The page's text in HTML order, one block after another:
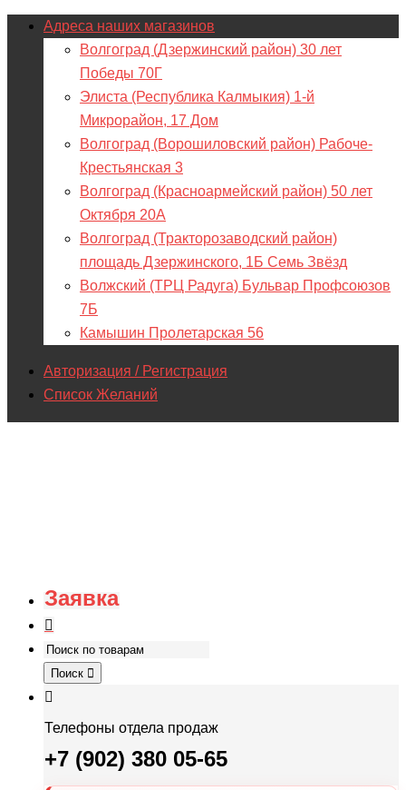
Адреса наших магазинов
Волгоград (Дзержинский район) 30 лет
Победы 70Г
Элиста (Республика Калмыкия) 1-й
Микрорайон, 17 Дом
Волгоград (Ворошиловский район) Рабоче-
Крестьянская 3
Волгоград (Красноармейский район) 50 лет
Октября 20А
Волгоград (Тракторозаводский район)
площадь Дзержинского, 1Б Семь Звёзд
Волжский (ТРЦ Радуга) Бульвар Профсоюзов
7Б
Камышин Пролетарская 56
Авторизация / Регистрация
Список Желаний
Заявка
Поиск
Телефоны отдела продаж
+7 (902) 380 05-65